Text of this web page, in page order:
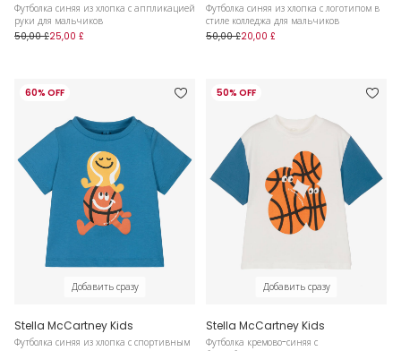
Футболка синяя из хлопка с аппликацией
руки для мальчиков
50,00 £25,00 £
Футболка синяя из хлопка с логотипом в
стиле колледжа для мальчиков
50,00 £20,00 £
60% OFF
Добавить сразу
Stella McCartney Kids
Футболка синяя из хлопка с спортивным
50% OFF
Добавить сразу
Stella McCartney Kids
Футболка кремово-синяя с